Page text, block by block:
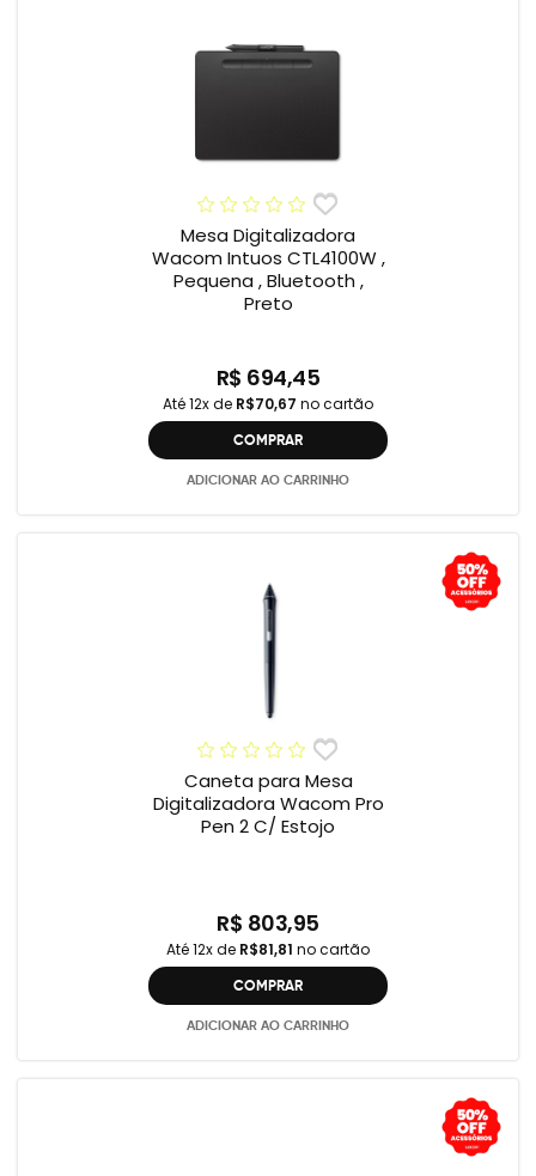
Mesa Digitalizadora
Wacom Intuos CTL4100W ,
Pequena , Bluetooth ,
Preto
R$ 694,45
Até 12x de R$70,67 no cartão
COMPRAR
ADICIONAR AO CARRINHO
Caneta para Mesa
Digitalizadora Wacom Pro
Pen 2 C/ Estojo
R$ 803,95
Até 12x de R$81,81 no cartão
COMPRAR
ADICIONAR AO CARRINHO